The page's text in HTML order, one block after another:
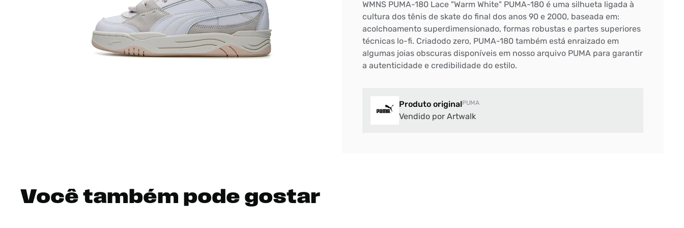
WMNS PUMA-180 Lace "Warm White" PUMA-180 é uma silhueta ligada à
cultura dos tênis de skate do final dos anos 90 e 2000, baseada em:
acolchoamento superdimensionado, formas robustas e partes superiores
técnicas lo-fi. Criadodo zero, PUMA-180 também está enraizado em
algumas joias obscuras disponíveis em nosso arquivo PUMA para garantir
a autenticidade e credibilidade do estilo.
Produto originalPUMA
Vendido por Artwalk
Você também pode gostar